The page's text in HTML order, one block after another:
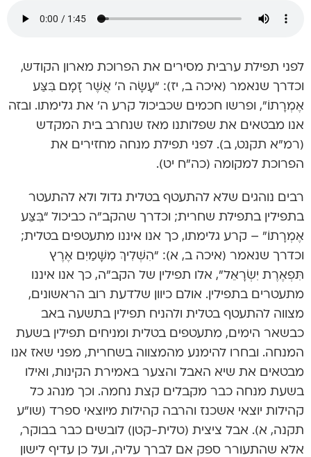
לפני תפילת ערבית מסירים את הפרוכת מארון הקודש,
וכדרך שנאמר (איכה ב, יז): “עָשָׂה ה’ אֲשֶׁר זָמָם בִּצַּע
אֶמְרָתוֹ”, ופרשו חכמים שכביכול קרע ה’ את גלימתו. ובזה
אנו מבטאים את שפלותנו מאז שנחרב בית המקדש
(רמ”א תקנט, ב). לפני תפילת מנחה מחזירים את
הפרוכת למקומה (כה”ח יט).
רבים נוהגים שלא להתעטף בטלית גדול ולא להתעטר
בתפילין בתפילת שחרית; וכדרך שהקב”ה כביכול “בִּצַּע
אֶמְרָתוֹ” – קרע גלימתו, כך אנו איננו מתעטפים בטלית;
וכדרך שנאמר (איכה ב, א): “הִשְׁלִיךְ מִשָּׁמַיִם אֶרֶץ
תִּפְאֶרֶת יִשְׂרָאֵל”, אלו תפילין של הקב”ה, כך אנו איננו
מתעטרים בתפילין. אולם כיוון שלדעת רוב הראשונים,
מצווה להתעטף בטלית ולהניח תפילין בתשעה באב
כבשאר הימים, מתעטפים בטלית ומניחים תפילין בשעת
המנחה. ובחרו להימנע מהמצווה בשחרית, מפני שאז אנו
מבטאים את שיא האבל והצער באמירת הקינות, ואילו
בשעת מנחה כבר מקבלים קצת נחמה. וכך מנהג כל
קהילות יוצאי אשכנז והרבה קהילות מיוצאי ספרד (שו”ע
תקנה, א). אבל ציצית (טלית-קטן) לובשים כבר בבוקר,
אלא שהתעורר ספק אם לברך עליה, ועל כן עדיף לישון